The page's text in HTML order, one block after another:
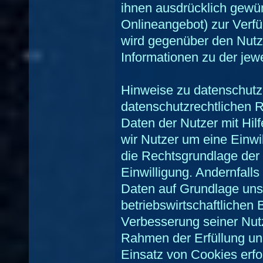
ihnen ausdrücklich
Onlineangebot) zur
wird gegenüber den
Informationen zu der
Hinweise zu
datenschutzrechtlichen
Daten der Nutzer mit
wir Nutzer um eine
die Rechtsgrundlage
Einwilligung.
Daten auf Grundlage
betriebswirtschaftlichen
Verbesserung seiner
Rahmen der Erfüllung
Einsatz von Cookies